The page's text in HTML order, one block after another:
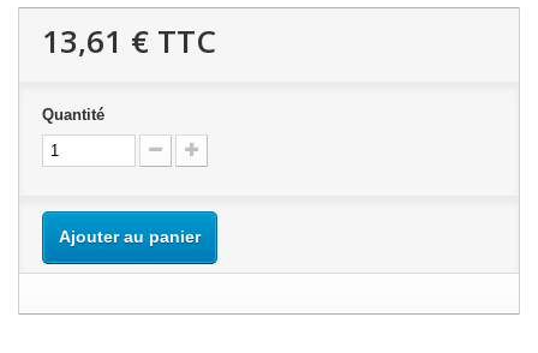
13,61 € TTC
Quantité
Ajouter au panier